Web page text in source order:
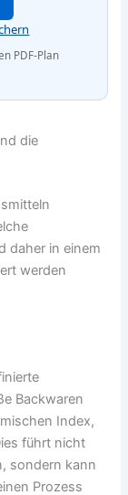
PDF-Plan
die
daher in einem
werden
Backwaren
Index,
führt nicht
sondern kann
Prozess